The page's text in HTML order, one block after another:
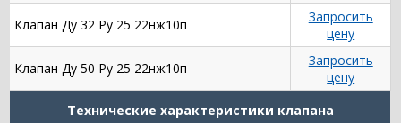
Клапан Ду 32 Ру 25 22нж10п
Запросить
цену
Клапан Ду 50 Ру 25 22нж10п
Запросить
цену
Технические характеристики клапана